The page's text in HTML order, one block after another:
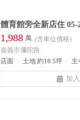
體育館旁全新店住 05-
1,988 萬 (含車位價格)
嘉義市彌陀路
店面
土地 約18.5坪 主